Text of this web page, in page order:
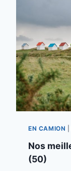
EN CAMION
Nos
(50)